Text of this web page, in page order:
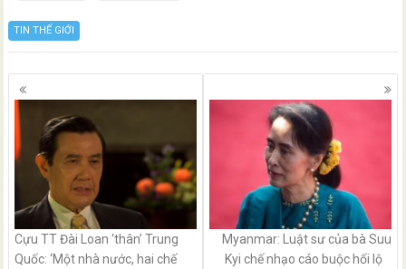
TIN THẾ GIỚI
Posts
navigation
Cựu TT Đài Loan ‘thân’ Trung
Quốc: ‘Một nhà nước, hai chế
Myanmar: Luật sư của bà Suu
Kyi chế nhạo cáo buộc hối lộ